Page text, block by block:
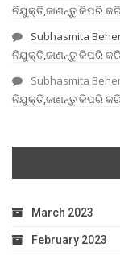
ନିଯୁକ୍ତି,ଜାଣନ୍ତୁ କିପରି
Subhasmita
ନିଯୁକ୍ତି,ଜାଣନ୍ତୁ କିପରି
Subhasmita
ନିଯୁକ୍ତି,ଜାଣନ୍ତୁ କିପରି
March 2023
February 2023